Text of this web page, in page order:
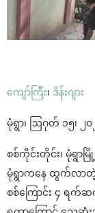
ကျော်ကြီး၊ ဒိန်းဂျား
မုံရွာ၊ ဩဂုတ် ၁၅၊ ၂၀
စစ်ကိုင်းတိုင်း၊ မုံရွာ
မုံရွာကနေ ထွက်လာတဲ့
စစ်ကြောင်း ၄ ရ